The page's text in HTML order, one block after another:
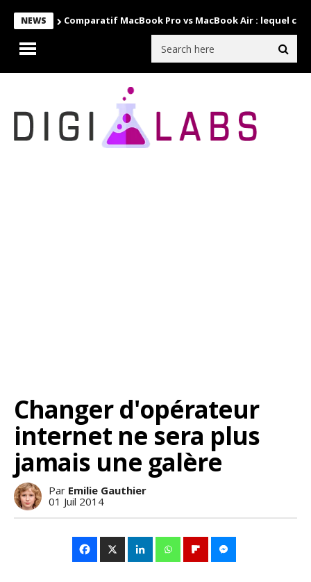
NEWS Comparatif MacBook Pro vs MacBook Air : lequel
Changer d'opérateur
internet ne sera plus
jamais une galère
Par Emilie Gauthier
01 Juil 2014